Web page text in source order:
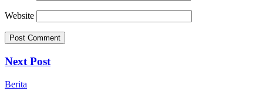
Website
Next Post
Berita